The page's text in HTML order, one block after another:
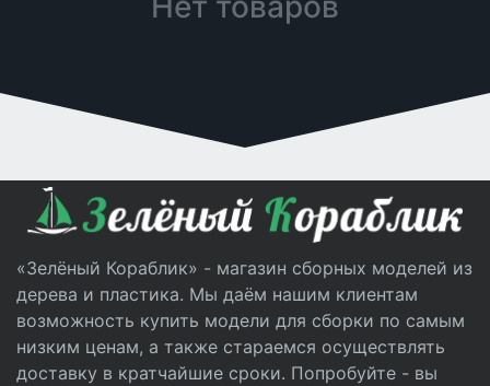
«Зелёный Кораблик» - магазин сборных моделей из
дерева и пластика. Мы даём нашим клиентам
возможность купить модели для сборки по самым
низким ценам, а также стараемся осуществлять
доставку в кратчайшие сроки. Попробуйте - вы